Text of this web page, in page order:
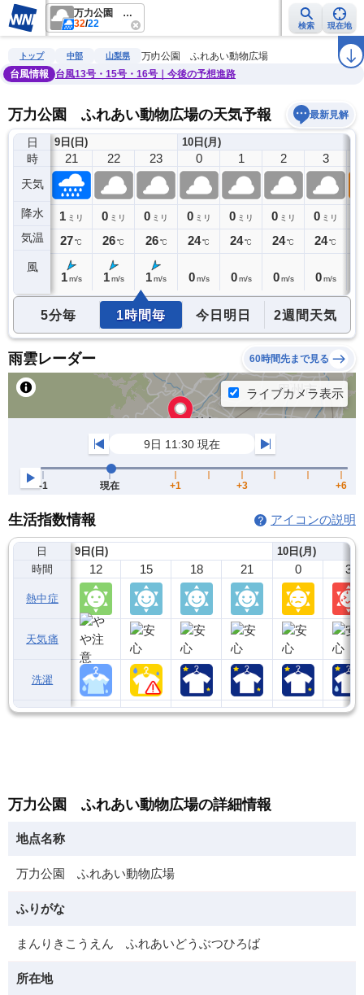
万力公園 ふれあい動物広場
32/22 検索 現在地
雨雲レーダー 台風情報 地震情報 警報・注意報 ラ
トップ 中部 山梨県
万力公園 ふれあい動物広場
台風情報
台風13号・15号・16号｜今後の予想進路
万力公園 ふれあい動物広場の天気予報 最新見解
日
時
天気
降水
気温
風
9日(日)
20
0ミリ
27℃
21
1 ミリ
27℃
1 m/s
22
0 ミリ
26℃
1 m/s
23
0 ミリ
26 ℃
1m/s
10日(月)
0
0 ミリ
24℃
0 m/s
1
0 ミリ
24℃
0 m/s
2
0 ミリ
24℃
0 m/s
3
0 ミリ
24℃
0 m/s
5分毎 1時間毎 今日明日 2週間天気
雨雲レーダー 60時間先まで見る
生活指数情報 アイコンの説明
日
時間
熱中症
天気痛
洗濯
9日(日)
12 15 18 21
10日(月)
0 3
万力公園 ふれあい動物広場の詳細情報
地点名称
万力公園 ふれあい動物広場
ふりがな
まんりきこうえん ふれあいどうぶつひろば
所在地